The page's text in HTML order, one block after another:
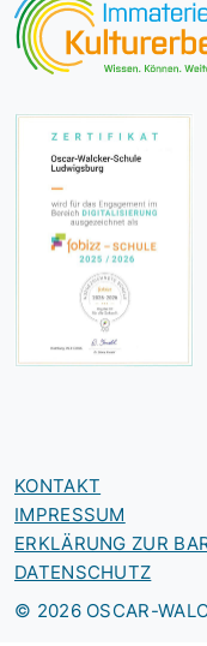
KONTAKT
IMPRESSUM
ERKLÄRUNG ZUR
DATENSCHUTZ
© 2026 OSCAR-